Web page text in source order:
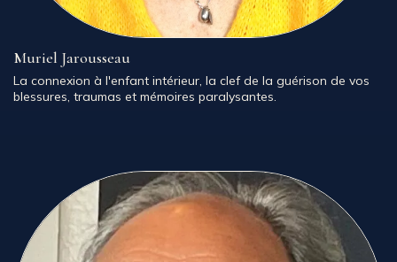
Muriel Jarousseau
La connexion à l'enfant intérieur, la clef de la guérison de vos
blessures, traumas et mémoires paralysantes.